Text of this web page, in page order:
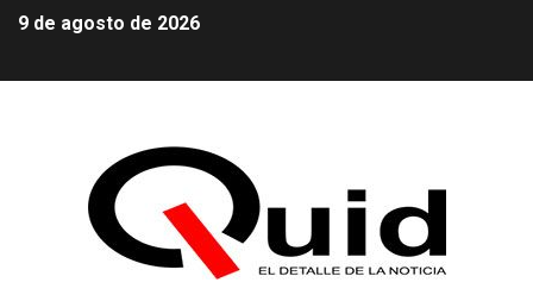
9 de agosto de 2026